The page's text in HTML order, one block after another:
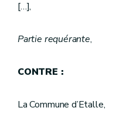
[…],
Partie requérante,
CONTRE :
La Commune d’Etalle,